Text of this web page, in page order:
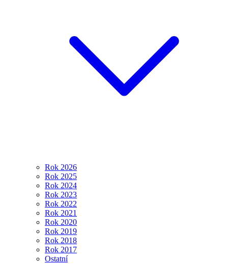
Rok 2026
Rok 2025
Rok 2024
Rok 2023
Rok 2022
Rok 2021
Rok 2020
Rok 2019
Rok 2018
Rok 2017
Ostatní